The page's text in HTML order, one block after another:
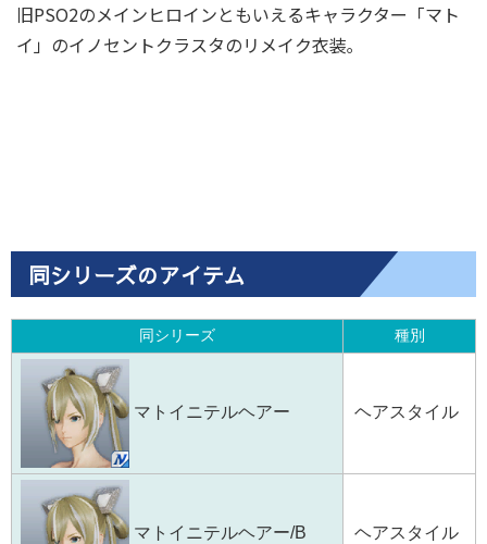
旧PSO2のメインヒロインともいえるキャラクター「マト
イ」のイノセントクラスタのリメイク衣装｡
同シリーズのアイテム
同シリーズ 種別
マトイニテルヘアー ヘアスタイル
マトイニテルヘアー/B ヘアスタイル